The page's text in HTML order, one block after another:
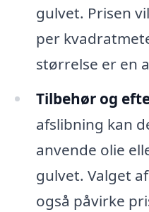
gulvet. Prisen
per
størrelse er en
Tilbehør og
afslibning kan
anvende olie
gulvet. Valget
også påvirke